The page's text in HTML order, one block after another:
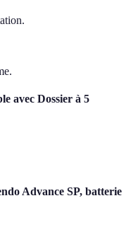
avec Dossier à 5
Advance SP, batterie